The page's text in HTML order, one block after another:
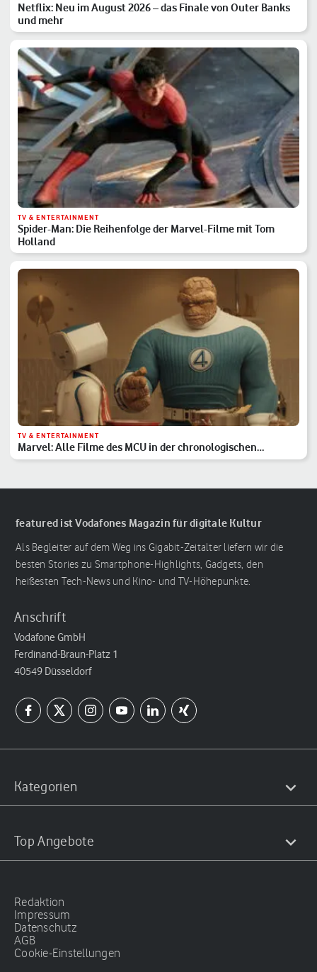
Netflix: Neu im August 2026 – das Finale von Outer Banks
und mehr
TV & ENTERTAINMENT
Spider-Man: Die Reihenfolge der Marvel-Filme mit Tom
Holland
TV & ENTERTAINMENT
Marvel: Alle Filme des MCU in der chronologischen
Reihenfolge
featured ist Vodafones Magazin für digitale Kultur
Als Begleiter auf dem Weg ins Gigabit-Zeitalter liefern wir die
besten Stories zu Smartphone-Highlights, Gadgets, den
heißesten Tech-News und Kino- und TV-Höhepunkte.
Anschrift
Vodafone GmbH
Ferdinand-Braun-Platz 1
40549 Düsseldorf
Kategorien
Top Angebote
Redaktion
Impressum
Datenschutz
AGB
Cookie-Einstellungen